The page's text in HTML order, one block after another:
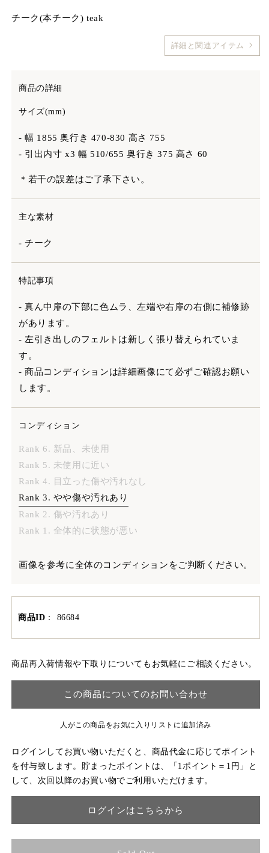
チーク(本チーク) teak
詳細と関連アイテム
商品の詳細
サイズ(mm)
- 幅 1855 奥行き 470‐830 高さ 755
- 引出内寸 x3 幅 510/655 奥行き 375 高さ 60
＊若干の誤差はご了承下さい。
主な素材
- チーク
特記事項
- 真ん中扉の下部に色ムラ、左端や右扉の右側に補修跡
があります。
- 左引き出しのフェルトは新しく張り替えられていま
す。
- 商品コンディションは詳細画像にて必ずご確認お願い
します。
コンディション
Rank 6. 新品、未使用
Rank 5. 未使用に近い
Rank 4. 目立った傷や汚れなし
Rank 3. やや傷や汚れあり
Rank 2. 傷や汚れあり
Rank 1. 全体的に状態が悪い
画像を参考に全体のコンディションをご判断ください。
商品ID ： 86684
商品再入荷情報や下取りについてもお気軽にご相談ください。
この商品についてのお問い合わせ
人がこの商品をお気に入りリストに追加済み
ログインしてお買い物いただくと、商品代金に応じてポイント
を付与致します。貯まったポイントは、「1ポイント＝1円」と
して、次回以降のお買い物でご利用いただけます。
ログインはこちらから